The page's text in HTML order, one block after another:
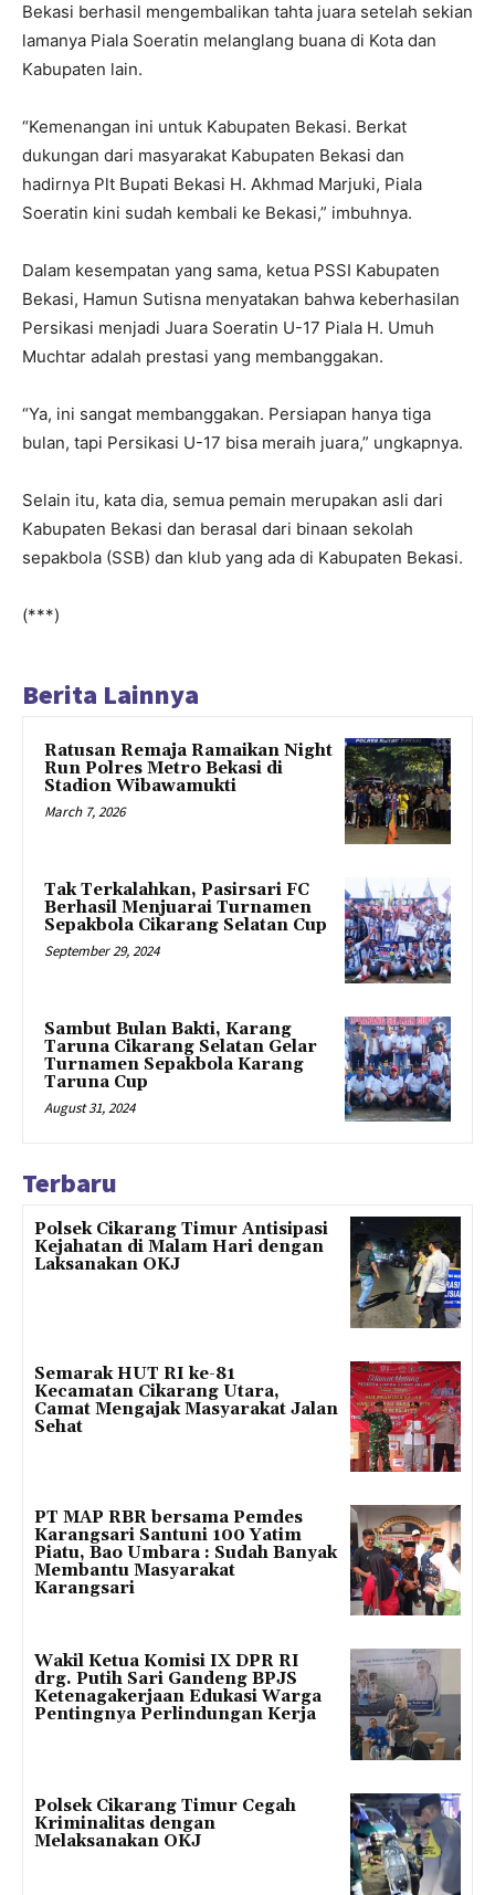
Bekasi berhasil mengembalikan tahta juara setelah sekian
lamanya Piala Soeratin melanglang buana di Kota dan
Kabupaten lain.
“Kemenangan ini untuk Kabupaten Bekasi. Berkat
dukungan dari masyarakat Kabupaten Bekasi dan
hadirnya Plt Bupati Bekasi H. Akhmad Marjuki, Piala
Soeratin kini sudah kembali ke Bekasi,” imbuhnya.
Dalam kesempatan yang sama, ketua PSSI Kabupaten
Bekasi, Hamun Sutisna menyatakan bahwa keberhasilan
Persikasi menjadi Juara Soeratin U-17 Piala H. Umuh
Muchtar adalah prestasi yang membanggakan.
“Ya, ini sangat membanggakan. Persiapan hanya tiga
bulan, tapi Persikasi U-17 bisa meraih juara,” ungkapnya.
Selain itu, kata dia, semua pemain merupakan asli dari
Kabupaten Bekasi dan berasal dari binaan sekolah
sepakbola (SSB) dan klub yang ada di Kabupaten Bekasi.
(***)
Berita Lainnya
Ratusan Remaja Ramaikan Night
Run Polres Metro Bekasi di
Stadion Wibawamukti
March 7, 2026
Tak Terkalahkan, Pasirsari FC
Berhasil Menjuarai Turnamen
Sepakbola Cikarang Selatan Cup
September 29, 2024
Sambut Bulan Bakti, Karang
Taruna Cikarang Selatan Gelar
Turnamen Sepakbola Karang
Taruna Cup
August 31, 2024
Terbaru
Polsek Cikarang Timur Antisipasi
Kejahatan di Malam Hari dengan
Laksanakan OKJ
Semarak HUT RI ke-81
Kecamatan Cikarang Utara,
Camat Mengajak Masyarakat Jalan
Sehat
PT MAP RBR bersama Pemdes
Karangsari Santuni 100 Yatim
Piatu, Bao Umbara : Sudah Banyak
Membantu Masyarakat
Karangsari
Wakil Ketua Komisi IX DPR RI
drg. Putih Sari Gandeng BPJS
Ketenagakerjaan Edukasi Warga
Pentingnya Perlindungan Kerja
Polsek Cikarang Timur Cegah
Kriminalitas dengan
Melaksanakan OKJ